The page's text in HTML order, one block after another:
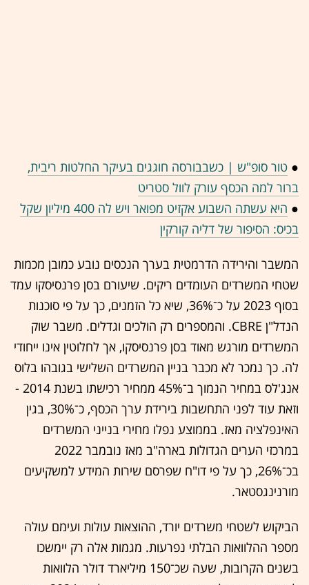
● טור סופ"ש | כשבבורסה חוגגים בעיקר החלטות ריבית,
ברור למה הכסף עורק לוול סטריט
●
היא עשתה השבוע אקזיט מפואר ויש לה 400 מיליון שקל
בכיס: הסיפור של דליה קורקין
המשבר והירידה הדרמטית בערך הנכסים נובע כמובן מכמות
שטחי המשרדים העומדים ריקים. שיעורם בסן פרנסיסקו עמד
בסוף 2023 על כ־36%, שיא כל הזמנים, כך על פי סוכנות
הנדל"ן CBRE. והמספרים רק הולכים וגדלים. משבר שוק
המשרדים מורגש מאוד בסן פרנסיסקו, אך לחלוטין אינו ייחודי
לה. כך נמכר לא מכבר בניין המשרדים השלישי בגובהו בלוס
אנג'לס במחיר הנמוך ב־45% ממחיר רכישתו בשנת 2014 -
וזאת עוד לפני התחשבות בירידת ערך הכסף, כ־30%, בגין
האינפלציה מאז. בממוצע נפלו מחירי בנייני המשרדים
במרכזי הערים הגדולות בארה"ב מאז נובמבר 2022
בכ־26%, כך על פי דו"ח שפרסם שירות המידע למשקיעים
מורנינגסטאר.
הביקוש לשטחי משרדים יורד, ההוצאות עולות ועימם עולה
מספר ההלוואות הבלתי נפרעות. מגמות אלה רק יימשכו
בשנים הקרובות, שעה שכ־150 מיליארד דולר הלוואות